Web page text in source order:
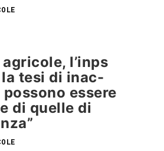
l’inps
tesi di inac-
possono essere
di quelle di